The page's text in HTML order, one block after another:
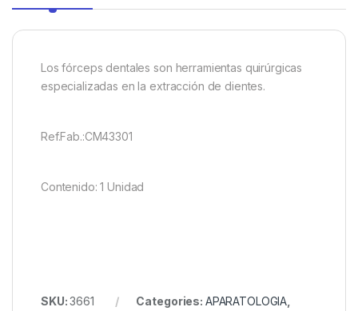
Los fórceps dentales son herramientas quirúrgicas
especializadas en la extracción de dientes.
Ref.Fab.:CM43301
Contenido: 1 Unidad
SKU:3661 Categories: APARATOLOGIA